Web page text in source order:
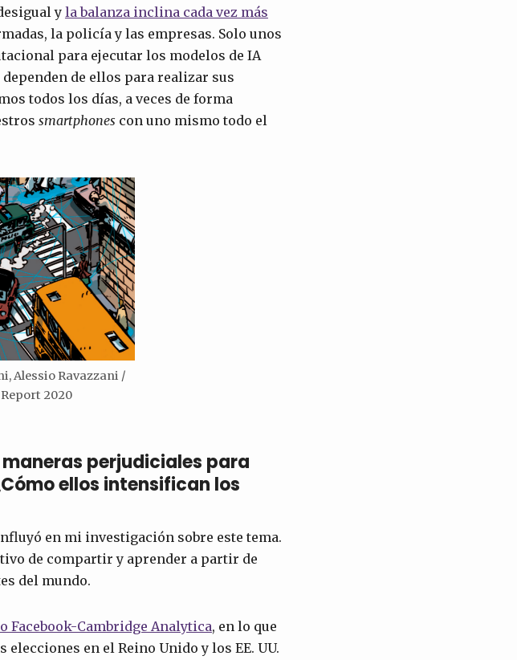
y la balanza inclina cada vez más
la policía y las empresas. Solo unos
para ejecutar los modelos de IA
de ellos para realizar sus
todos los días, a veces de forma
smartphones con uno mismo todo el
Alessio Ravazzani /
2020
perjudiciales para
ellos intensifican los
en mi investigación sobre este tema.
de compartir y aprender a partir de
del mundo.
Facebook-Cambridge Analytica, en lo que
en el Reino Unido y los EE. UU.